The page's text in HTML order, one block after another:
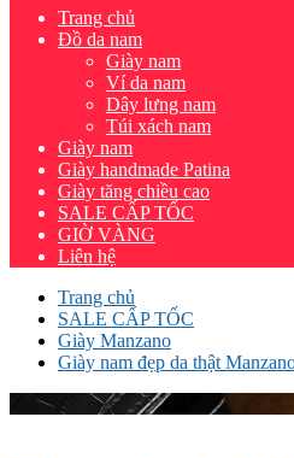
Trang chủ
Đồ da nam
Giày nam
Ví da nam
Dây lưng nam
Túi xách nam
Giày nam
Giày handmade Patina
Giày tăng chiều cao
SALE CẤP TỐC
GIỜ VÀNG
Liên hệ
Trang chủ
SALE CẤP TỐC
Giày Manzano
Giày nam đẹp da thật